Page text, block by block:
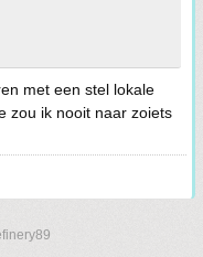
met een stel lokale
zou ik nooit naar zoiets